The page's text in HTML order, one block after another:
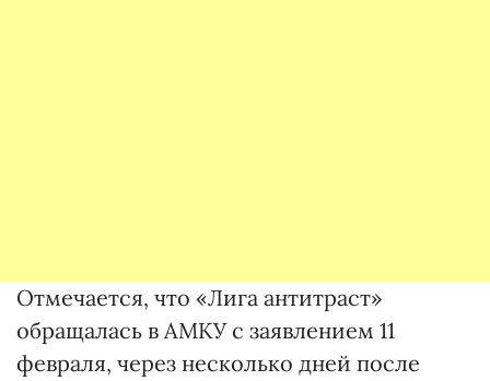
Отмечается, что «Лига антитраст»
обращалась в АМКУ с заявлением 11
февраля, через несколько дней после